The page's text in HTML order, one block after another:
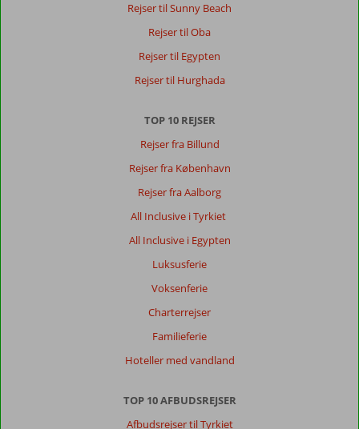
Rejser til Sunny Beach
Rejser til Oba
Rejser til Egypten
Rejser til Hurghada
TOP 10 REJSER
Rejser fra Billund
Rejser fra København
Rejser fra Aalborg
All Inclusive i Tyrkiet
All Inclusive i Egypten
Luksusferie
Voksenferie
Charterrejser
Familieferie
Hoteller med vandland
TOP 10 AFBUDSREJSER
Afbudsrejser til Tyrkiet